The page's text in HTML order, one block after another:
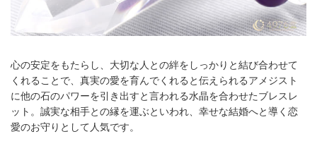
心の安定をもたらし、大切な人との絆をしっかりと結び合わせて
くれることで、真実の愛を育んでくれると伝えられるアメジスト
に他の石のパワーを引き出すと言われる水晶を合わせたブレスレ
ット。誠実な相手との縁を運ぶといわれ、幸せな結婚へと導く恋
愛のお守りとして人気です。